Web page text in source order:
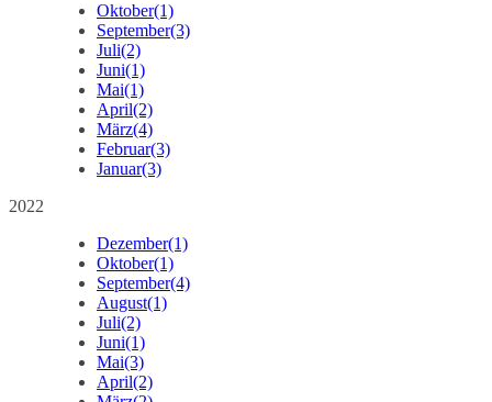
Oktober(1)
September(3)
Juli(2)
Juni(1)
Mai(1)
April(2)
März(4)
Februar(3)
Januar(3)
2022
Dezember(1)
Oktober(1)
September(4)
August(1)
Juli(2)
Juni(1)
Mai(3)
April(2)